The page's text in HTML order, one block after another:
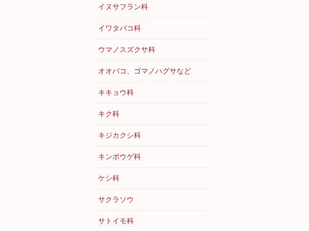
イヌサフラン科
イワタバコ科
ウマノスズクサ科
オオバコ、ゴマノハグサなど
キキョウ科
キク科
キジカクシ科
キンポウゲ科
ケシ科
サクラソウ
サトイモ科